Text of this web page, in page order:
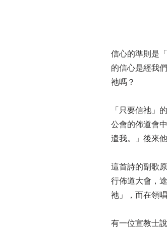
信心的準則是
的信心是經我
祂嗎？
「只要信祂」
公會的佈道會
遣我。」後來
這首詩的副歌
行佈道大會，
祂」，而在領
有一位宣教士